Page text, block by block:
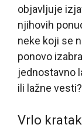
objavljuje
njihovih
neke koji se
ponovo
jednostavno
ili lažne vesti?
Vrlo